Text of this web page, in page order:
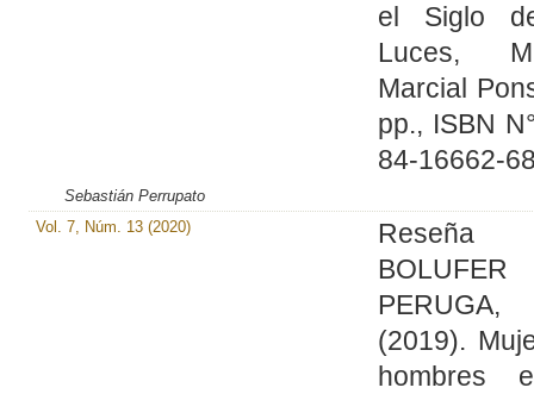
el Siglo
Luces,
Marcial
pp., ISBN
84-16662-
Sebastián Perrupato
Vol. 7, Núm. 13 (2020)
BOLUFER
(2019).
hombres